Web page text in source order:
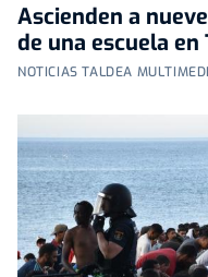
Ascienden a
de una escuela en
NOTICIAS TALDEA